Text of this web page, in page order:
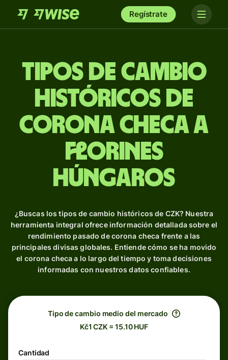
Regístrate
Tipos de Cambio
Históricos de
corona checa a
florines
húngaros
¿Buscas los tipos de cambio históricos de CZK? Nuestra
herramienta integral ofrece información detallada sobre el
rendimiento pasado de corona checa frente a las
principales divisas globales. Entiende cómo se ha movido
el corona checa a lo largo del tiempo y toma decisiones
informadas con nuestros datos confiables.
Tipo de cambio medio del mercado
Kč1 CZK = 15.10 HUF
Cantidad